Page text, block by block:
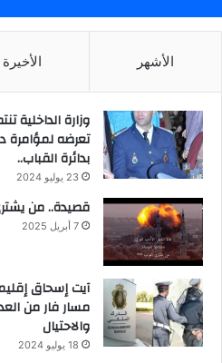
الأشهر الأخيرة
وزارة الداخلية
تعرضه لمؤامرة
بدائرة القباب..
23 يوليو 2024
قصيدة.. من
7 أبريل 2025
آيت إسحاق
مسار فار من
والاحتيال
18 يوليو 2024